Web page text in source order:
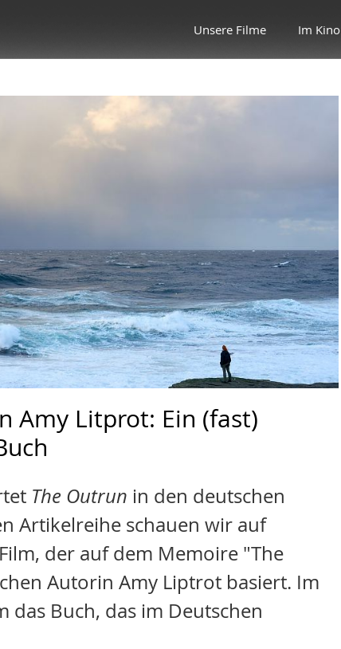
Unsere Filme Im Kino
Amy Litprot: Ein (fast)
The Outrun in den deutschen
Artikelreihe schauen wir auf
der auf dem Memoire "The
Autorin Amy Liptrot basiert. Im
das Buch, das im Deutschen